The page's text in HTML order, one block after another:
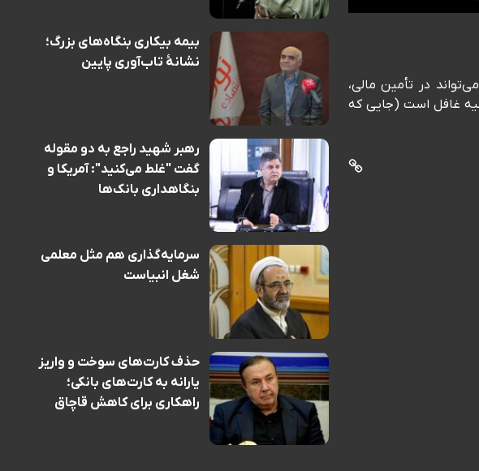
در تأمین مالی،
غافل است (جایی که
بیمه بیکاری بنگاه‌های بزرگ؛
نشانهٔ تاب‌آوری پایین
رهبر شهید راجع به دو مقوله
گفت "غلط می‌کنید": آمریکا و
بنگاهداری بانک‌ها
سرمایه‌گذاری هم مثل معلمی
شغل انبیاست
حذف کارت‌های سوخت و واریز
یارانه به کارت‌های بانکی؛
راهکاری برای کاهش قاچاق